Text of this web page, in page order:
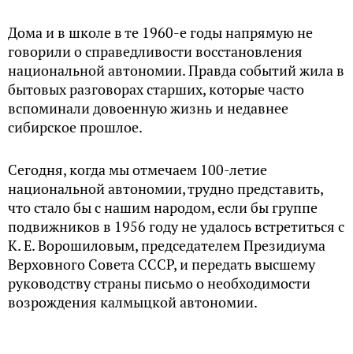
Дома и в школе в те 1960-е годы напрямую не
говорили о справедливости восстановления
национальной автономии. Правда событий жила в
бытовых разговорах старших, которые часто
вспоминали довоенную жизнь и недавнее
сибирское прошлое.
Сегодня, когда мы отмечаем 100-летие
национальной автономии, трудно представить,
что стало бы с нашим народом, если бы группе
подвижников в 1956 году не удалось встретиться с
К. Е. Ворошиловым, председателем Президиума
Верховного Совета СССР, и передать высшему
руководству страны письмо о необходимости
возрождения калмыцкой автономии.